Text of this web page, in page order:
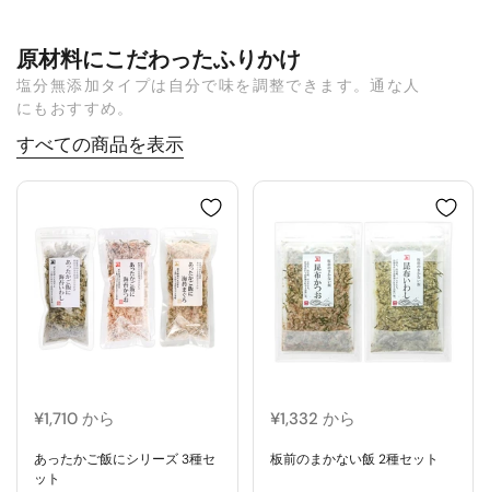
原材料にこだわったふりかけ
塩分無添加タイプは自分で味を調整できます。通な人
にもおすすめ。
すべての商品を表示
¥1,710 から
あったかご飯にシリーズ 3種セ
ット
¥1,332 から
板前のまかない飯 2種セット